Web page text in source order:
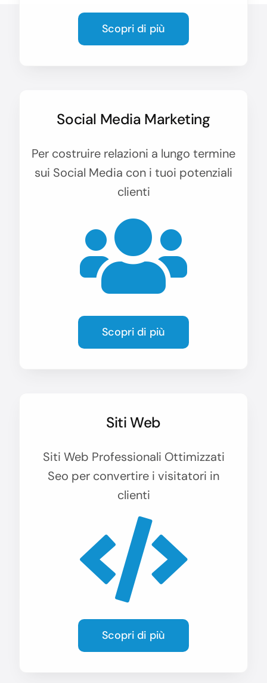
Scopri di più
Social Media Marketing
Per costruire relazioni a lungo termine
sui Social Media con i tuoi potenziali
clienti
Scopri di più
Siti Web
Siti Web Professionali Ottimizzati
Seo per convertire i visitatori in
clienti
Scopri di più